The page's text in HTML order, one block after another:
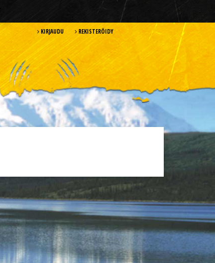
KIRJAUDU REKISTERÖIDY